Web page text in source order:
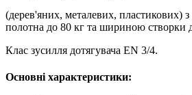
(дерев'яних, металевих, пластикових)
полотна до 80 кг та шириною створки
Клас зусилля дотягувача EN 3/4.
Основні характеристики: